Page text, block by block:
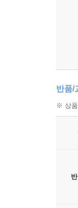
반품/
※ 상품